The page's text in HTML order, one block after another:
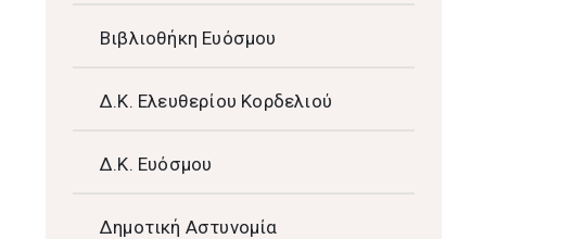
Βιβλιοθήκη Ευόσμου
Δ.Κ. Ελευθερίου Κορδελιού
Δ.Κ. Ευόσμου
Δημοτική Αστυνομία